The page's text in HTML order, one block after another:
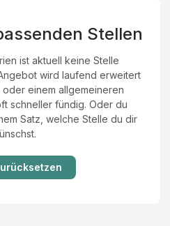
Stellen
ist aktuell keine Stelle
wird laufend erweitert
einem allgemeineren
schneller fündig. Oder du
Satz, welche Stelle du dir